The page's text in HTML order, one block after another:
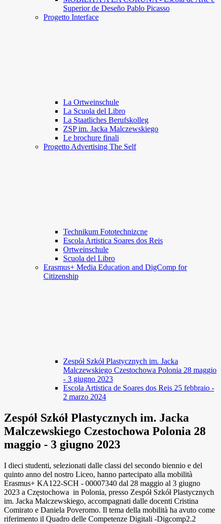
Superior de Deseño Pablo Picasso
Progetto Interface
La Ortweinschule
La Scuola del Libro
La Staatliches Berufskolleg
ZSP im. Jacka Malczewskiego
Le brochure finali
Progetto Advertising The Self
Technikum Fototechnizcne
Escola Artistica Soares dos Reis
Ortweinschule
Scuola del Libro
Erasmus+ Media Education and DigComp for
Citizenship
Zespół Szkół Plastycznych im. Jacka
Malczewskiego Czestochowa Polonia 28 maggio
- 3 giugno 2023
Escola Artistica de Soares dos Reis 25 febbraio -
2 marzo 2024
Zespół Szkół Plastycznych im. Jacka
Malczewskiego Czestochowa Polonia 28
maggio - 3 giugno 2023
I dieci studenti, selezionati dalle classi del secondo biennio e del
quinto anno del nostro Liceo, hanno partecipato alla mobilità
Erasmus+ KA122-SCH - 00007340 dal 28 maggio al 3 giugno
2023 a Częstochowa in Polonia, presso Zespół Szkół Plastycznych
im. Jacka Malczewskiego, accompagnati dalle docenti Cristina
Comirato e Daniela Poveromo. Il tema della mobilità ha avuto come
riferimento il Quadro delle Competenze Digitali -Digcomp2.2